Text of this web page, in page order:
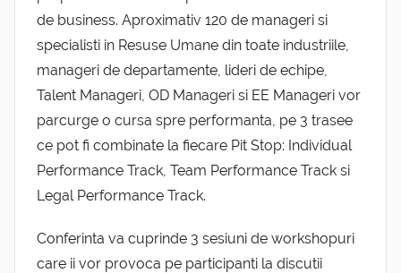
de business. Aproximativ 120 de manageri si
specialisti in Resuse Umane din toate industriile,
manageri de departamente, lideri de echipe,
Talent Manageri, OD Manageri si EE Manageri vor
parcurge o cursa spre performanta, pe 3 trasee
ce pot fi combinate la fiecare Pit Stop: Individual
Performance Track, Team Performance Track si
Legal Performance Track.
Conferinta va cuprinde 3 sesiuni de workshopuri
care ii vor provoca pe participanti la discutii